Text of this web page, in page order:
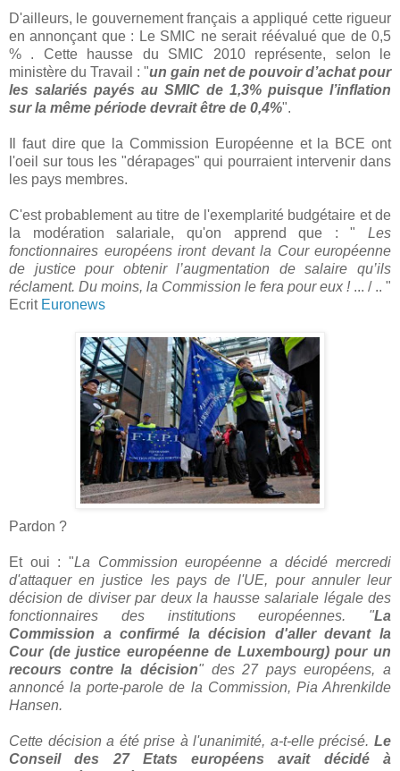
D'ailleurs, le gouvernement français a appliqué cette rigueur
en annonçant que : Le SMIC ne serait réévalué que de 0,5
% . Cette hausse du SMIC 2010 représente, selon le
ministère du Travail : "un gain net de pouvoir d’achat pour
les salariés payés au SMIC de 1,3% puisque l’inflation
sur la même période devrait être de 0,4%".
Il faut dire que la Commission Européenne et la BCE ont
l'oeil sur tous les "dérapages" qui pourraient intervenir dans
les pays membres.
C'est probablement au titre de l'exemplarité budgétaire et de
la modération salariale, qu'on apprend que : " Les
fonctionnaires européens iront devant la Cour européenne
de justice pour obtenir l’augmentation de salaire qu’ils
réclament. Du moins, la Commission le fera pour eux !... / .. "
Ecrit Euronews
Pardon ?
Et oui : "La Commission européenne a décidé mercredi
d'attaquer en justice les pays de l'UE, pour annuler leur
décision de diviser par deux la hausse salariale légale des
fonctionnaires des institutions européennes. "La
Commission a confirmé la décision d'aller devant la
Cour (de justice européenne de Luxembourg) pour un
recours contre la décision" des 27 pays européens, a
annoncé la porte-parole de la Commission, Pia Ahrenkilde
Hansen.
Cette décision a été prise à l'unanimité, a-t-elle précisé. Le
Conseil des 27 Etats européens avait décidé à